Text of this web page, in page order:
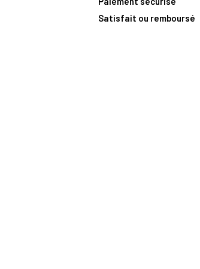
Satisfait ou remboursé